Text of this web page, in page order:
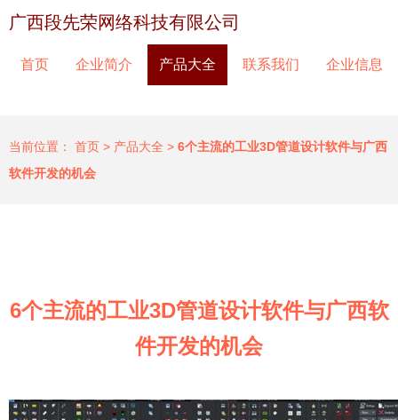
广西段先荣网络科技有限公司
首页 企业简介 产品大全 联系我们 企业信息
当前位置： 首页 > 产品大全 > 6个主流的工业3D管道设计软件与广西
软件开发的机会
6个主流的工业3D管道设计软件与广西软
件开发的机会